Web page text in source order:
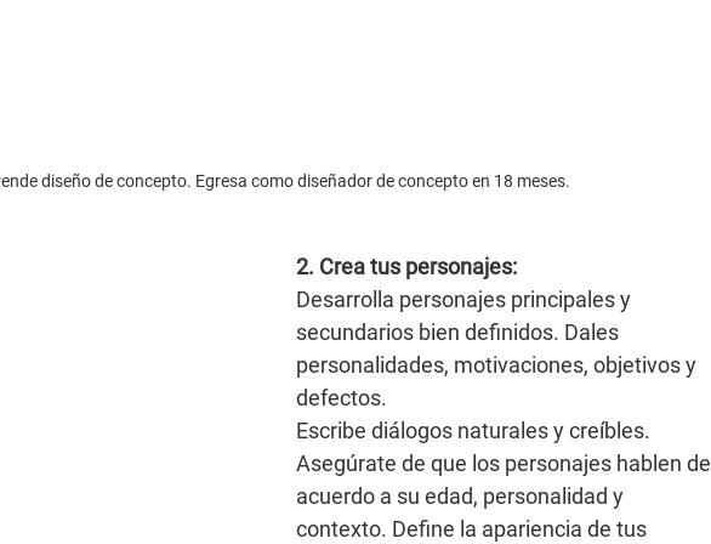
diseño de concepto. Egresa como diseñador de concepto en 18 meses.
2. Crea tus personajes:
Desarrolla personajes principales y
secundarios bien definidos. Dales
personalidades, motivaciones, objetivos y
defectos.
Escribe diálogos naturales y creíbles.
Asegúrate de que los personajes hablen de
acuerdo a su edad, personalidad y
contexto. Define la apariencia de tus